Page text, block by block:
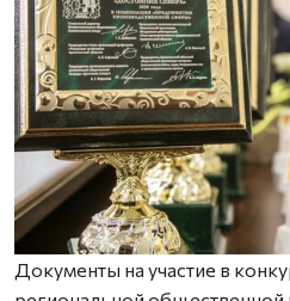
Документы на участие в